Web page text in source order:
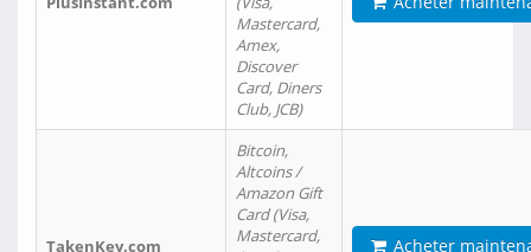
Mastercard,
Amex,
Discover
Card, Diners
Club, JCB)
TakenKey.com
Bitcoin,
Altcoins /
Amazon Gift
Card (Visa,
Mastercard,
Acheter